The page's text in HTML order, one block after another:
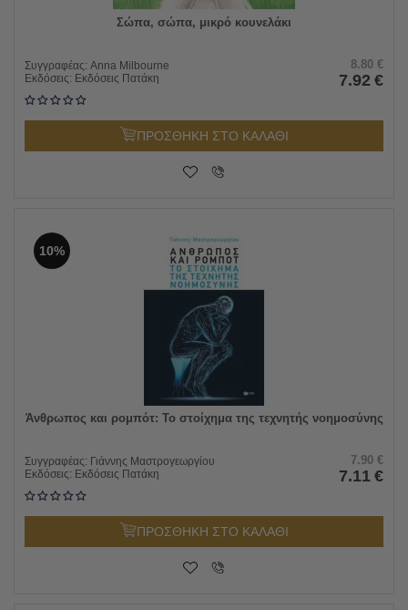
Σώπα, σώπα, μικρό κουνελάκι
Συγγραφέας: Anna Milbourne
Εκδόσεις: Εκδόσεις Πατάκη
8.80 €
7.92 €
ΠΡΟΣΘΗΚΗ ΣΤΟ ΚΑΛΑΘΙ
10%
Άνθρωπος και ρομπότ: Το στοίχημα της τεχνητής νοημοσύνης
Συγγραφέας: Γιάννης Μαστρογεωργίου
Εκδόσεις: Εκδόσεις Πατάκη
7.90 €
7.11 €
ΠΡΟΣΘΗΚΗ ΣΤΟ ΚΑΛΑΘΙ